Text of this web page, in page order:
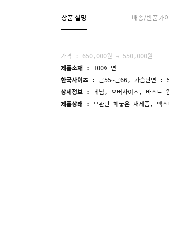
상품 설명 배송/반품가
가격 : 650,000원 → 550,000원
제품소재 :
100% 면
한국사이즈 :
큰55~큰66, 가슴단면 :
상세정보 : 데님, 오버사이즈, 바스트
제품상태 :
보관만 해놓은 새제품, 엑스